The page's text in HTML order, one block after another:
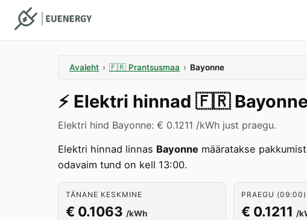
Avaleht › 🇫🇷 Prantsusmaa › Bayonne
⚡️ Elektri hinnad 🇫🇷 Bayonne
Elektri hind Bayonne: € 0.1211 /kWh just praegu.
Elektri hinnad linnas Bayonne määratakse
odavaim tund on kell 13:00.
TÄNANE KESKMINE
€ 0.1063 /kWh
PRAEGU (09:00)
€ 0.1211 /